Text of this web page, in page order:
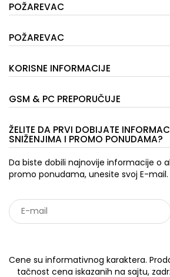
POŽAREVAC
POŽAREVAC
KORISNE INFORMACIJE
GSM & PC PREPORUČUJE
ŽELITE DA PRVI DOBIJATE
SNIŽENJIMA I PROMO PONUDAMA?
Da biste dobili najnovije informacije o
promo ponudama, unesite svoj E-mail.
Cene su informativnog karaktera.
tačnost cena iskazanih na sajtu,